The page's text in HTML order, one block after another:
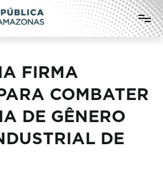
do Estado do
FIRMA
COMBATER
DE GÊNERO
DE